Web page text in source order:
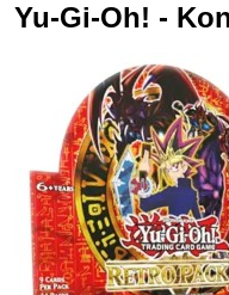
Yu-Gi-Oh! -